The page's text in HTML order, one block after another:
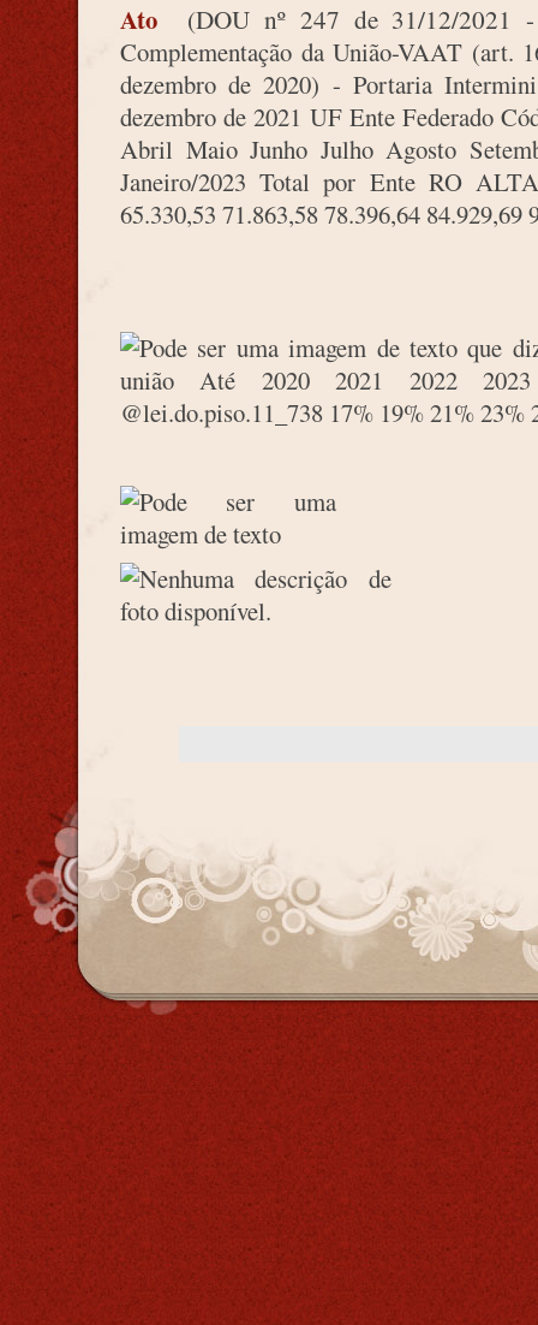
Ato
(DOU nº 247 de 31/12/
Complementação da União-VAAT (art.
dezembro de 2020) - Portaria
dezembro de 2021 UF Ente Federado
Abril Maio Junho Julho Agosto
Janeiro/2023 Total por Ente RO
65.330,53 71.863,58 78.396,64 84.929,69